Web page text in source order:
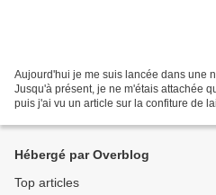
Aujourd'hui je me suis lancée dans une
Jusqu'à présent, je ne m'étais attachée
puis j'ai vu un article sur la confiture de
Hébergé par Overblog
Top articles